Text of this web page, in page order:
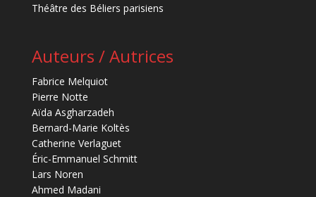
Théâtre des Béliers parisiens
Auteurs / Autrices
Fabrice Melquiot
Pierre Notte
Aïda Asgharzadeh
Bernard-Marie Koltès
Catherine Verlaguet
Éric-Emmanuel Schmitt
Lars Noren
Ahmed Madani